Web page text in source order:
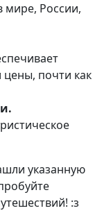
мире, России,
почти как
указанную
:з